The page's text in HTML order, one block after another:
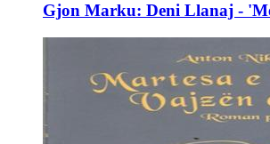
Gjon Marku: Deni Llanaj -